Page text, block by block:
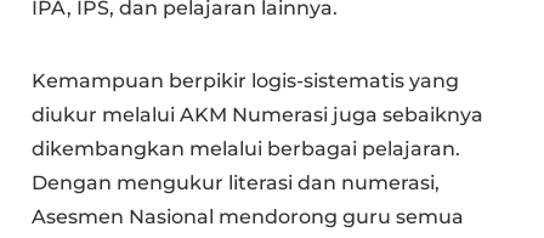
IPA, IPS, dan pelajaran lainnya.
Kemampuan berpikir logis-sistematis yang
diukur melalui AKM Numerasi juga sebaiknya
dikembangkan melalui berbagai pelajaran.
Dengan mengukur literasi dan numerasi,
Asesmen Nasional mendorong guru semua